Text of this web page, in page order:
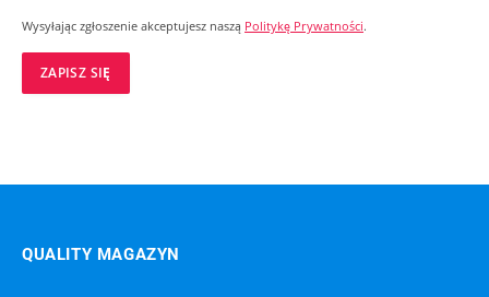
Wysyłając zgłoszenie akceptujesz naszą Politykę Prywatności.
QUALITY MAGAZYN